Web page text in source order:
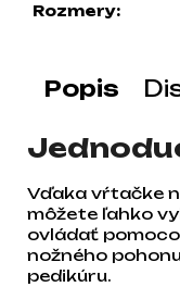
Rozmery:
Popis
Vďaka vŕtačke
môžete ľahko
ovládať
nožného
pedikúru.